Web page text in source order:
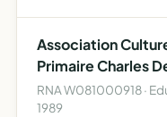
Association
Primaire Charles
RNA W081000918 ·
1989